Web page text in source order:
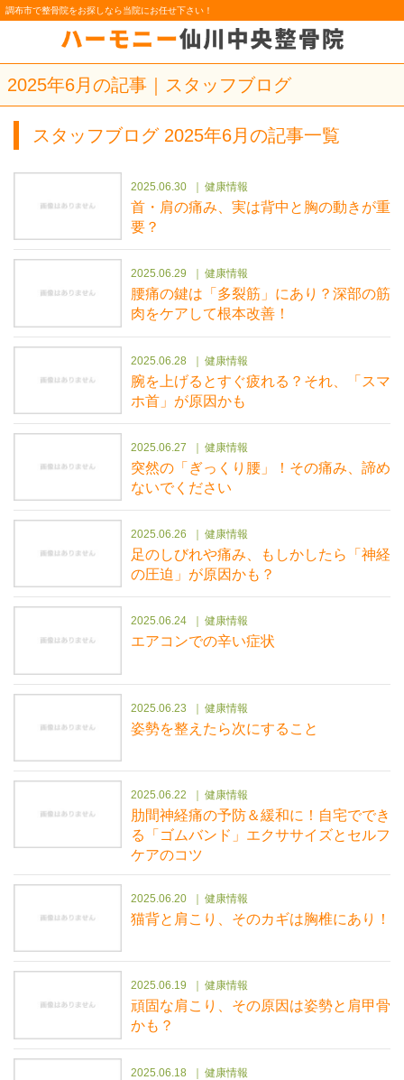
調布市で整骨院をお探しなら当院にお任せ下さい！
2025年6月の記事｜スタッフブログ
スタッフブログ 2025年6月の記事一覧
2025.06.30 健康情報
首・肩の痛み、実は背中と胸の動きが重
要？
2025.06.29 健康情報
腰痛の鍵は「多裂筋」にあり？深部の筋
肉をケアして根本改善！
2025.06.28 健康情報
腕を上げるとすぐ疲れる？それ、「スマ
ホ首」が原因かも
2025.06.27 健康情報
突然の「ぎっくり腰」！その痛み、諦め
ないでください
2025.06.26 健康情報
足のしびれや痛み、もしかしたら「神経
の圧迫」が原因かも？
2025.06.24 健康情報
エアコンでの辛い症状
2025.06.23 健康情報
姿勢を整えたら次にすること
2025.06.22 健康情報
肋間神経痛の予防＆緩和に！自宅ででき
る「ゴムバンド」エクササイズとセルフ
ケアのコツ
2025.06.20 健康情報
猫背と肩こり、そのカギは胸椎にあり！
2025.06.19 健康情報
頑固な肩こり、その原因は姿勢と肩甲骨
かも？
2025.06.18 健康情報